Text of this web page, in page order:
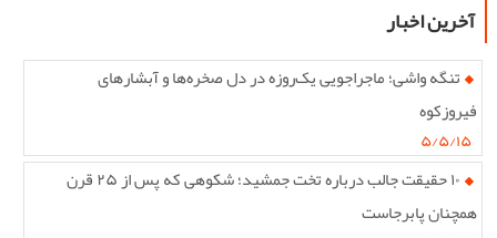
آخرین اخبار
تنگه واشی؛ ماجراجویی یک‌روزه در دل صخره‌ها و آبشارهای
فیروزکوه
۵/۵/۱۵
۱۰ حقیقت جالب درباره تخت جمشید؛ شکوهی که پس از ۲۵ قرن
همچنان پابرجاست